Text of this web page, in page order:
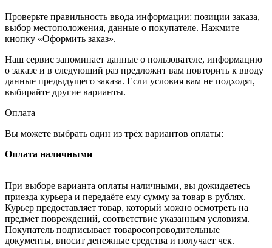
Проверьте правильность ввода информации: позиции заказа,
выбор местоположения, данные о покупателе. Нажмите
кнопку «Оформить заказ».
Наш сервис запоминает данные о пользователе, информацию
о заказе и в следующий раз предложит вам повторить к вводу
данные предыдущего заказа. Если условия вам не подходят,
выбирайте другие варианты.
Оплата
Вы можете выбрать один из трёх вариантов оплаты:
Оплата наличными
При выборе варианта оплаты наличными, вы дожидаетесь
приезда курьера и передаёте ему сумму за товар в рублях.
Курьер предоставляет товар, который можно осмотреть на
предмет повреждений, соответствие указанным условиям.
Покупатель подписывает товаросопроводительные
документы, вносит денежные средства и получает чек.